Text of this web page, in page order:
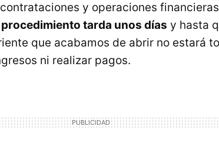
y operaciones
procedimiento tarda unos días y hasta
que acabamos de abrir no estará
ni realizar pagos.